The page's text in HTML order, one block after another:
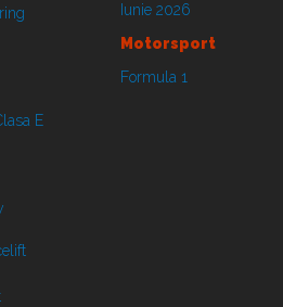
E
Iunie 2026
Motorsport
Formula 1